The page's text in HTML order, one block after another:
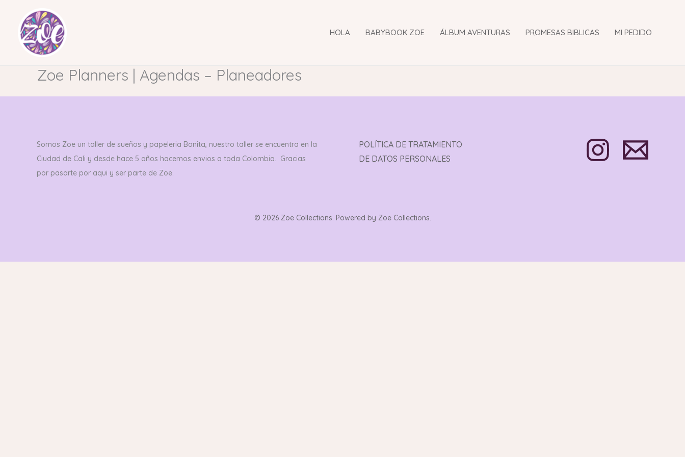
contenido
HOLA BABYBOOK ZOE ÁLBUM AVENTURAS PROMESAS BIBLICAS MI PEDIDO
Zoe Planners | Agendas – Planeadores
Somos Zoe un taller de sueños y papeleria Bonita, nuestro taller se encuentra en la
Ciudad de Cali y desde hace 5 años hacemos envios a toda Colombia. Gracias
por pasarte por aqui y ser parte de Zoe.
POLÍTICA DE TRATAMIENTO
DE DATOS PERSONALES
© 2026 Zoe Collections. Powered by Zoe Collections.